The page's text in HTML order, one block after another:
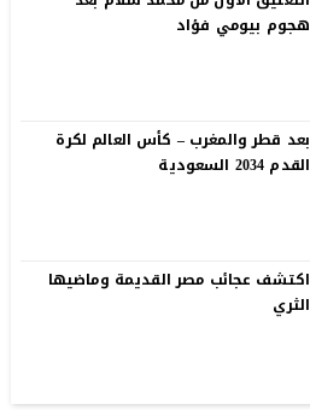
هجوم بيومي فؤاد
بعد قطر والمغرب – كأس العالم لكرة
القدم 2034 السعودية
اكتشف عجائب مصر القديمة وماضيها
الثري